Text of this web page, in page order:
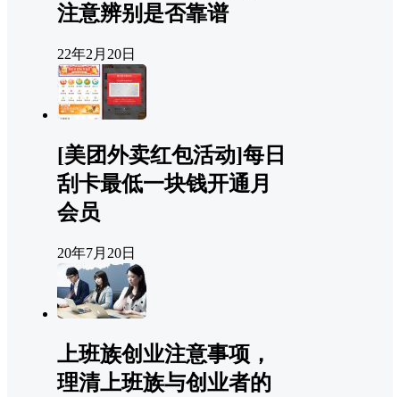
注意辨别是否靠谱
22年2月20日
[美团外卖红包活动]每日
刮卡最低一块钱开通月
会员
20年7月20日
上班族创业注意事项，
理清上班族与创业者的